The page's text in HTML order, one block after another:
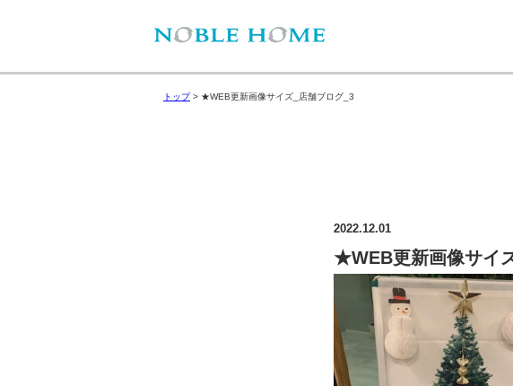
トップ> ★WEB更新画像サイズ_店舗ブログ_3
2022.12.01
★WEB更新画像サイ